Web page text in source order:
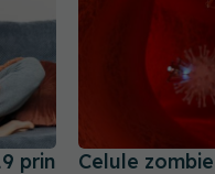
prin
Celule